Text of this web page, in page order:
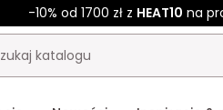
-10% od 1700 zł z HEAT10 na